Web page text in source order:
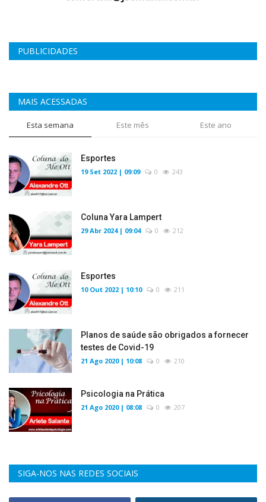
PUBLICIDADES
MAIS ACESSADAS
Esta semana Este mês Este ano
Esportes
19 Set 2022 | 09:09 0 243
Coluna Yara Lampert
29 Abr 2024 | 09:04 0 212
Esportes
10 Out 2022 | 10:10 0 211
Planos de saúde são obrigados a fornecer
testes de Covid-19
21 Ago 2020 | 10:08 0 210
Psicologia na Prática
21 Ago 2020 | 08:08 0 207
SIGA-NOS NAS REDES SOCIAIS